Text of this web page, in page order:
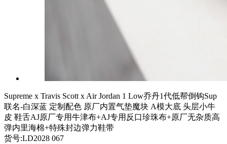
Supreme x Travis Scott x Air Jordan 1 Low乔丹1代低帮倒钩Sup
联名-白深蓝 定制配色 原厂内置气垫魔块 A模大底 头层小牛
皮 鞋舌AJ原厂专用牛津布+AJ专用反口珍珠布+原厂无杂质高
弹内里海棉+特殊封边弹力鞋带
货号:LD2028 067